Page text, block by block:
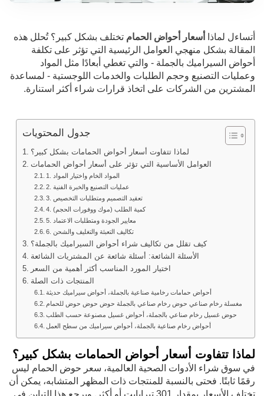
أتساءل لماذا أسعار أحواض الحمام تختلف بشكل كبير؟ تُحلل هذه
المقالة بشكل منهجي العوامل الرئيسية التي تؤثر على تكلفة
أحواض السيراميك بالجملة - والتي تغطي أبعادًا مثل المواد
وعمليات التصنيع وحجم الطلبات والخدمات اللوجستية - لمساعدة
المشترين من الشركات على اتخاذ قرارات شراء أكثر استنارة.
جدول المحتويات
لماذا تتفاوت أسعار أحواض الحمامات بشكل كبير؟
العوامل الأساسية التي تؤثر على أسعار أحواض الحمامات
1. المواد الخام واختيار المواد
2. عمليات التصنيع والخبرة الفنية
3. تعقيد التصميم ومتطلبات التخصيص
4. كمية الطلب (موك ووفورات الحجم)
5. معايير الجودة ومتطلبات الاعتماد
6. تكاليف التعبئة والتغليف والشحن
كيف تقلل من تكاليف شراء أحواض السيراميك بالجملة؟
الأسئلة الشائعة: أسئلة شائعة عن المشتريات الشائعة
اختيار المورد المناسب أكثر أهمية من السعر
المنتجات ذات الصلة
أحواض حمامات رخامية صناعية بالجملة، أحواض سيراميك حديثة
مغسلة رخام صناعي حوض رخام صناعي بالجملة حوض حوض حوض للحمام
حوض غسيل رخام صناعي بالجملة، أحواض غسيل مصنوعة حسب الطلب
أحواض رخام صناعية بالجملة، أحواض سيراميك من سطح العمل
لماذا تتفاوت أسعار أحواض الحمامات بشكل كبير؟
في سوق شراء الأدوات الصحية العالمية، سعر حوض الحمام ليس
رقمًا ثابتًا. فحتى بالنسبة للمنتجات ذات المظهر المتشابه، يمكن أن
تختلف الأسعار بمقدار 301 تيرابايت أو أكثر. ويرجع هذا التباين في